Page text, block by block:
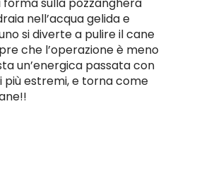
nell’acqua gelida e
si diverte a pulire il cane
che l’operazione è meno
un’energica passata con
più estremi, e torna come